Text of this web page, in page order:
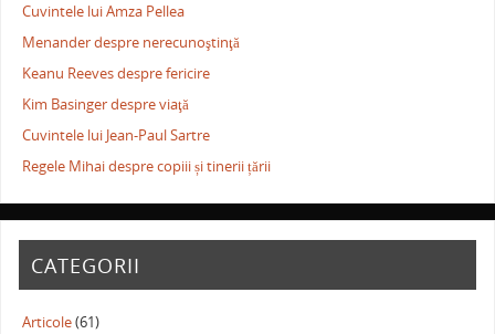
Cuvintele lui Amza Pellea
Menander despre nerecunoştinţă
Keanu Reeves despre fericire
Kim Basinger despre viaţă
Cuvintele lui Jean-Paul Sartre
Regele Mihai despre copiii și tinerii țării
CATEGORII
Articole(61)